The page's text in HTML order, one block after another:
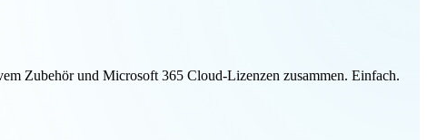
Zubehör und Microsoft 365 Cloud-Lizenzen zusammen. Einfach.